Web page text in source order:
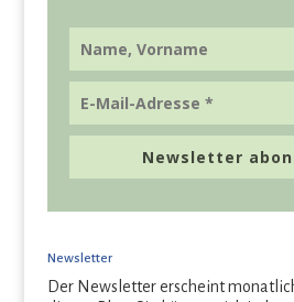
Newsletter
Newsletter
Der Newsletter erscheint